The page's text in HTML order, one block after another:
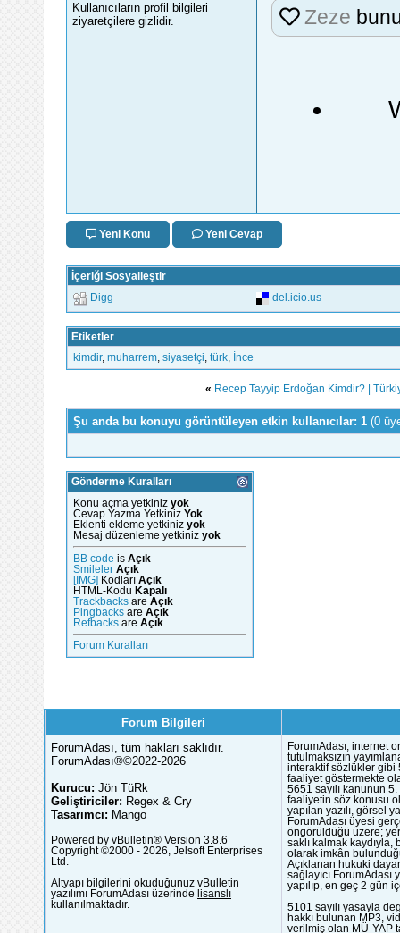
Kullanıcıların profil bilgileri
ziyaretçilere gizlidir.
Zeze
Yeni Konu Yeni Cevap
İçeriği Sosyalleştir
Digg del.icio.us
Etiketler
kimdir, muharrem siyasetçi türk İnce
« Recep Tayyip Erdoğan Kimdir? |
Şu anda bu konuyu görüntüleyen etkin kullanıcılar: 1 (0
Gönderme Kuralları
Konu açma yetkiniz yok
Cevap Yazma Yetkiniz Yok
Eklenti ekleme yetkiniz yok
Mesaj düzenleme yetkiniz yok
BB code is Açık
Smileler Açık
[IMG] Kodları Açık
HTML-Kodu Kapalı
Trackbacks are Açık
Pingbacks are Açık
Refbacks are Açık
Forum Kuralları
Forum Bilgileri
ForumAdası, tüm hakları saklıdır.
ForumAdası®©2022-2026
Kurucu: Jön TüRk
Geliştiriciler: Regex & Cry
Tasarımcı: Mango
Powered by vBulletin® Version 3.8.6
Copyright ©2000 - 2026, Jelsoft Enterprises
Ltd.
Altyapı bilgilerini okuduğunuz vBulletin
yazılımı ForumAdası üzerinde lisanslı
kullanılmaktadır.
ForumAdası; internet
tutulmaksızın
interaktif sözlükler gibi
faaliyet göstermekte
5651 sayılı kanunun
faaliyetin söz konusu
yapılan yazılı, görsel
ForumAdası üyesi
öngörüldüğü üzere;
saklı kalmak
olarak imkân
Açıklanan hukuki
sağlayıcı
yapılıp, en geç 2 gün
5101 sayılı yasayla
hakkı bulunan MP3,
verilmiş olan MÜ-YAP